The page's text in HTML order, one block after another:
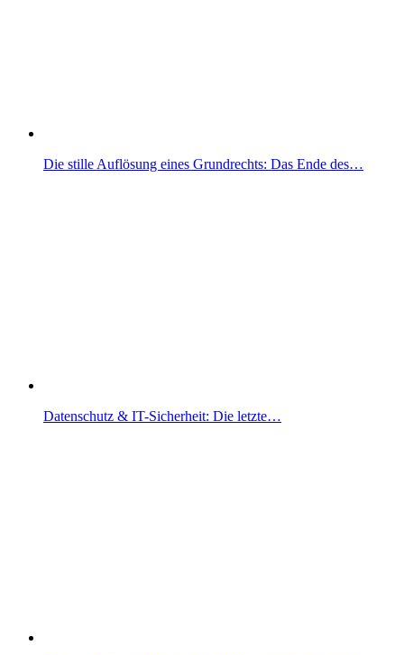
Die stille Auflösung eines Grundrechts: Das Ende des…
Datenschutz & IT-Sicherheit: Die letzte…